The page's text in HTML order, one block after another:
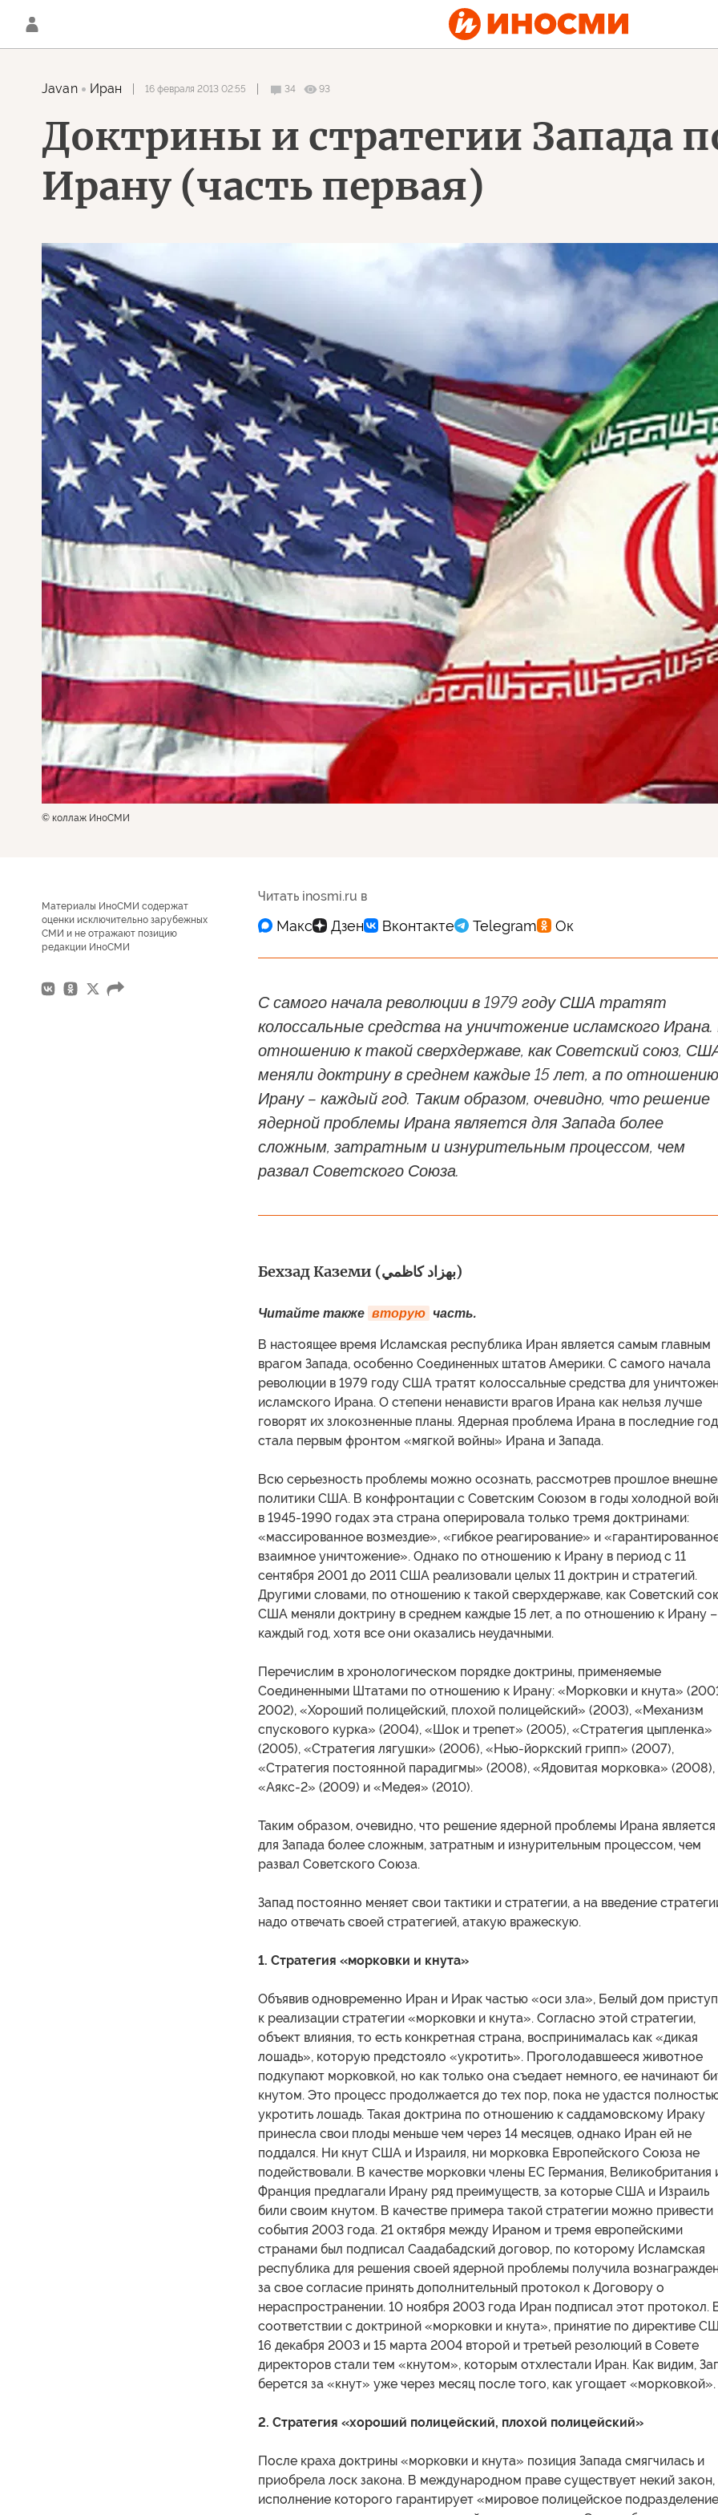
Javan Иран 16 февраля 2013 02:55 34 93
Доктрины и стратегии Запада
Ирану (часть первая)
© коллаж ИноСМИ
Материалы ИноСМИ содержат
оценки исключительно зарубежных
СМИ и не отражают позицию
редакции ИноСМИ
Читать inosmi.ru в
С самого начала революции в 1979 году США тратят
колоссальные средства на уничтожение исламского
отношению к такой сверхдержаве, как Советский союз,
меняли доктрину в среднем каждые 15 лет, а по
Ирану – каждый год. Таким образом, очевидно, что решение
ядерной проблемы Ирана является для Запада более
сложным, затратным и изнурительным процессом, чем
развал Советского Союза.
Бехзад Каземи (بهزاد كاظمي)
Читайте также вторую часть.
В настоящее время Исламская республика Иран является самым главным
врагом Запада, особенно Соединенных штатов Америки. С самого начала
революции в 1979 году США тратят колоссальные средства для
исламского Ирана. О степени ненависти врагов Ирана как нельзя лучше
говорят их злокозненные планы. Ядерная проблема Ирана в последние
стала первым фронтом «мягкой войны» Ирана и Запада.
Всю серьезность проблемы можно осознать, рассмотрев прошлое
политики США. В конфронтации с Советским Союзом в годы холодной
в 1945-1990 годах эта страна оперировала только тремя доктринами:
«массированное возмездие», «гибкое реагирование» и
взаимное уничтожение». Однако по отношению к Ирану в период с 11
сентября 2001 до 2011 США реализовали целых 11 доктрин и стратегий.
Другими словами, по отношению к такой сверхдержаве, как Советский
США меняли доктрину в среднем каждые 15 лет, а по отношению к Ирану –
каждый год, хотя все они оказались неудачными.
Перечислим в хронологическом порядке доктрины, применяемые
Соединенными Штатами по отношению к Ирану: «Морковки и кнута»
2002), «Хороший полицейский, плохой полицейский» (2003), «Механизм
спускового курка» (2004), «Шок и трепет» (2005), «Стратегия цыпленка»
(2005), «Стратегия лягушки» (2006), «Нью-йоркский грипп» (2007),
«Стратегия постоянной парадигмы» (2008), «Ядовитая морковка» (2008),
«Аякс-2» (2009) и «Медея» (2010).
Таким образом, очевидно, что решение ядерной проблемы Ирана является
для Запада более сложным, затратным и изнурительным процессом, чем
развал Советского Союза.
Запад постоянно меняет свои тактики и стратегии, а на введение
надо отвечать своей стратегией, атакую вражескую.
1. Стратегия «морковки и кнута»
Объявив одновременно Иран и Ирак частью «оси зла», Белый дом
к реализации стратегии «морковки и кнута». Согласно этой стратегии,
объект влияния, то есть конкретная страна, воспринималась как «дикая
лошадь», которую предстояло «укротить». Проголодавшееся животное
подкупают морковкой, но как только она съедает немного, ее начинают
кнутом. Это процесс продолжается до тех пор, пока не удастся
укротить лошадь. Такая доктрина по отношению к саддамовскому Ираку
принесла свои плоды меньше чем через 14 месяцев, однако Иран ей не
поддался. Ни кнут США и Израиля, ни морковка Европейского Союза не
подействовали. В качестве морковки члены ЕС Германия, Великобритания
Франция предлагали Ирану ряд преимуществ, за которые США и Израиль
били своим кнутом. В качестве примера такой стратегии можно привести
события 2003 года. 21 октября между Ираном и тремя европейскими
странами был подписал Саадабадский договор, по которому Исламская
республика для решения своей ядерной проблемы получила
за свое согласие принять дополнительный протокол к Договору о
нераспространении. 10 ноября 2003 года Иран подписал этот протокол.
соответствии с доктриной «морковки и кнута», принятие по директиве
16 декабря 2003 и 15 марта 2004 второй и третьей резолюций в Совете
директоров стали тем «кнутом», которым отхлестали Иран. Как видим,
берется за «кнут» уже через месяц после того, как угощает «морковкой».
2. Стратегия «хороший полицейский, плохой полицейский»
После краха доктрины «морковки и кнута» позиция Запада смягчилась и
приобрела лоск закона. В международном праве существует некий закон,
исполнение которого гарантирует «мировое полицейское